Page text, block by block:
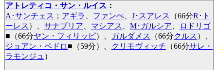
アトレティコ・サン・ルイス ：
A･サンチェス ； アギラ ファンぺ、 J･スアレス （66分R･ト
ーレス ）、 サナブリア マシアス M･ガルシア
ロドリゴ
■ （66分ヤン・フィリッピ）、 ガルダメス （66分クルス ）、
ジョアン・ペドロ ■ （59分）、 クリモヴィッチ （66分サレ・
ラモンジュ ）